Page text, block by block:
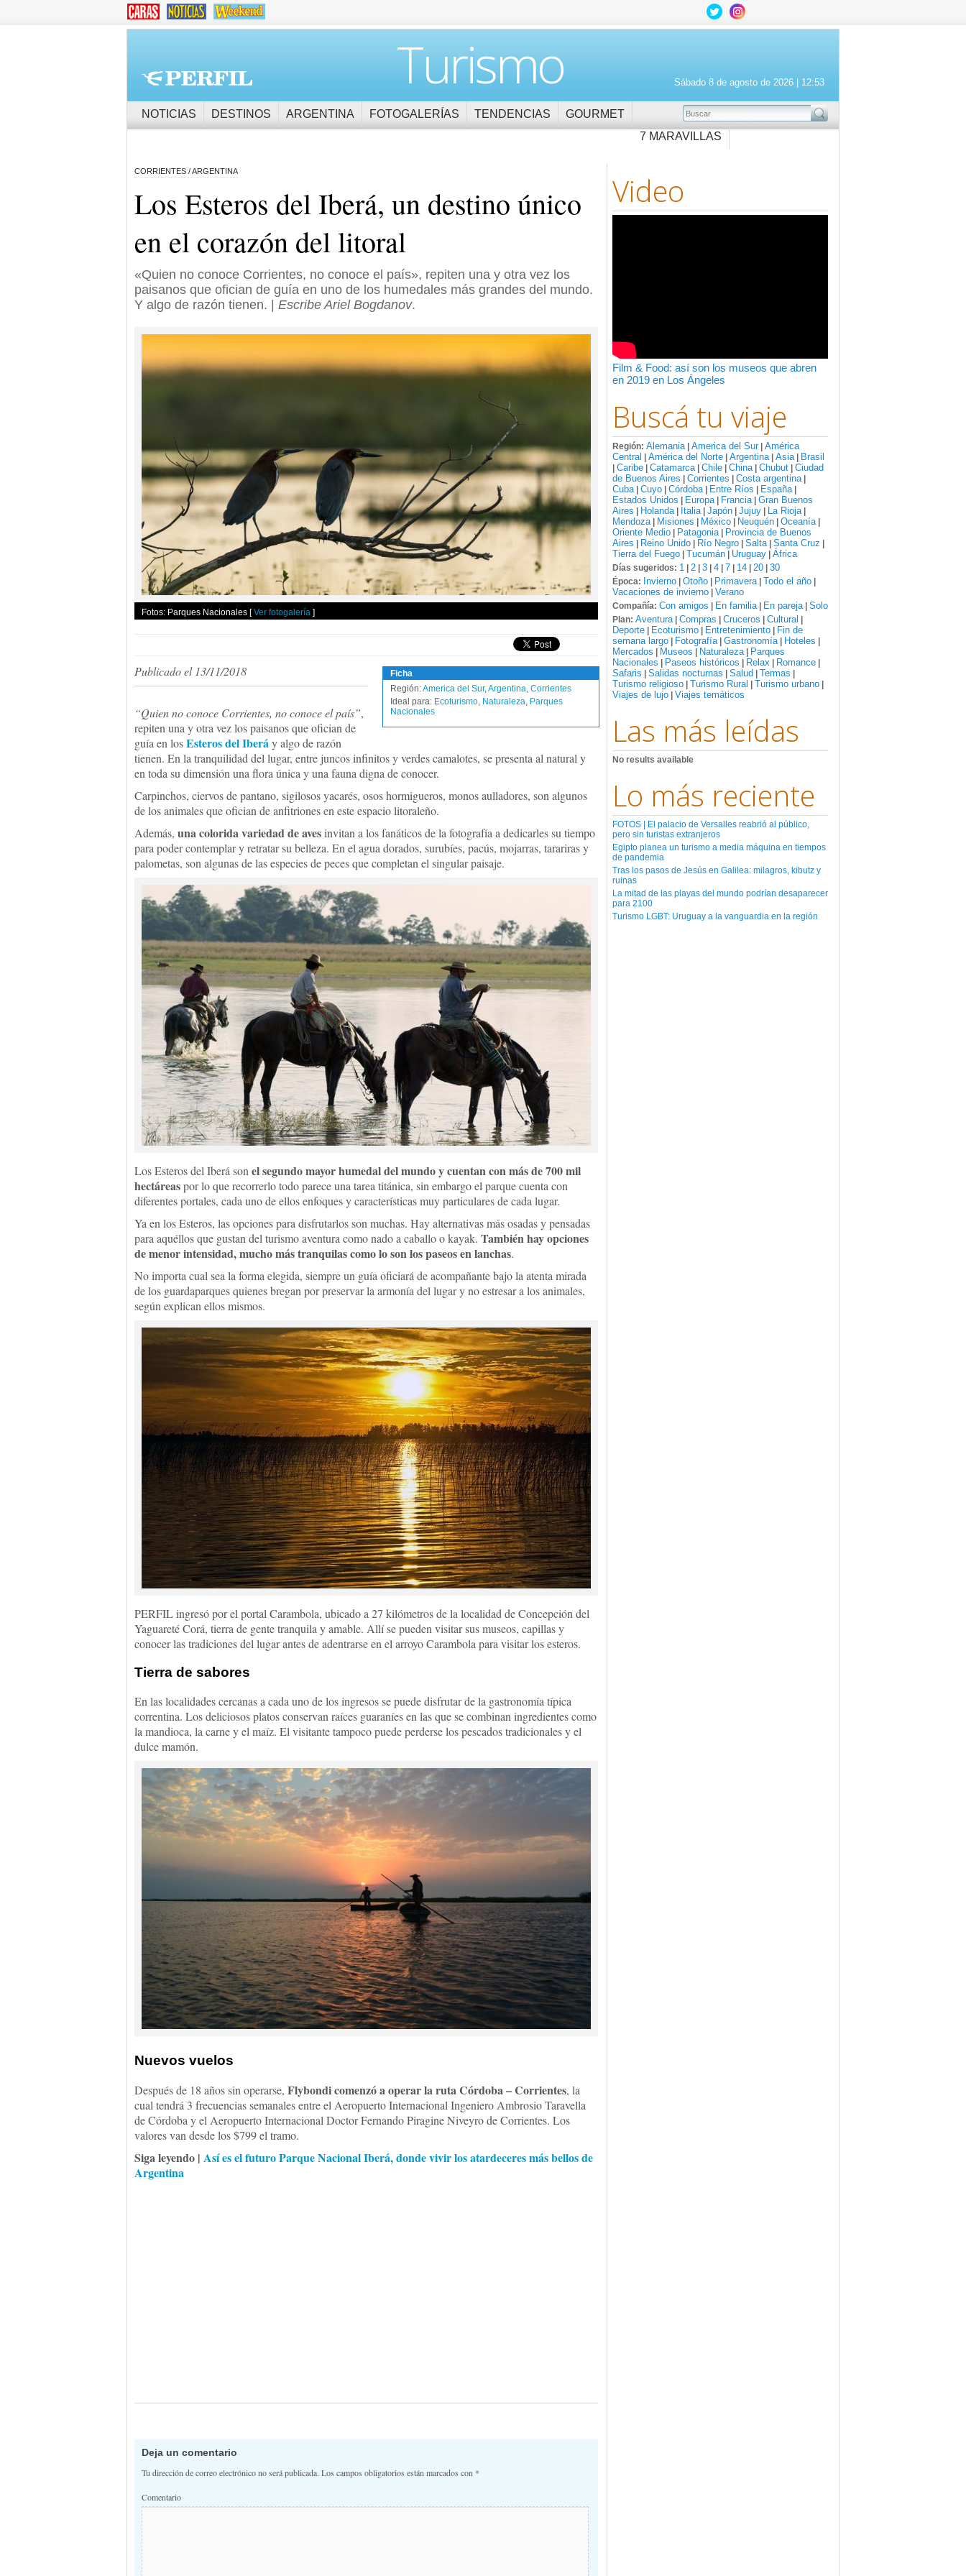
Sábado 8 de agosto de 2026 | 12:53
Turismo
BUSCAR
NOTICIAS DESTINOS ARGENTINA FOTOGALERÍAS TENDENCIAS
GOURMET
7 MARAVILLAS
Video
Film & Food: así son los museos que abren
en 2019 en Los Ángeles
Buscá tu viaje
Región: Alemania| America del Sur| América
Central
América del Norte Argentina| Asia| Brasil
Caribe Catamarca| Chile China| Chubut Ciudad
de Buenos Aires
Corrientes Costa argentina|
Cuba| Cuyo Córdoba| Entre Ríos España|
Estados Unidos Europa| Francia| Gran Buenos
Aires
Holanda| Italia| Japón Jujuy La Rioja|
Mendoza| Misiones México Neuquén Oceanía|
Oriente Medio Patagonia|
Provincia de Buenos
Aires
Reino Unido Río Negro Salta| Santa Cruz
Tierra del Fuego Tucumán Uruguay África
Días sugeridos: 1 2 3 4 7 14 20 30
Época: Invierno Otoño Primavera| Todo el año
Vacaciones de invierno Verano
Compañía: Con amigos En familia| En pareja| Solo
Plan: Aventura| Compras Cruceros Cultural
Deporte Ecoturismo Entretenimiento
Fin de
semana largo
Fotografía| Gastronomía| Hoteles
Mercados Museos Naturaleza|
Parques
Nacionales
Paseos históricos Relax Romance
Safaris Salidas nocturnas Salud Termas
Turismo religioso Turismo Rural Turismo urbano
Viajes de lujo Viajes temáticos
Las más leídas
No results available
Lo más reciente
FOTOS | El palacio de Versalles reabrió al público,
pero sin turistas extranjeros
Egipto planea un turismo a media máquina en tiempos
de pandemia
Tras los pasos de Jesús en Galilea: milagros, kibutz y
ruinas
La mitad de las playas del mundo podrían desaparecer
para 2100
Turismo LGBT: Uruguay a la vanguardia en la región
CORRIENTES / ARGENTINA
Los Esteros del Iberá, un destino único
en el corazón del litoral
«Quien no conoce Corrientes, no conoce el país», repiten una y otra vez los
paisanos que ofician de guía en uno de los humedales más grandes del mundo.
Y algo de razón tienen. | Escribe Ariel Bogdanov.
Fotos: Parques Nacionales [Ver fotogalería ]
Ficha
Región:America del Sur,Argentina, Corrientes
Ideal para: Ecoturismo, Naturaleza, Parques
Nacionales
Publicado el 13/11/2018
“Quien no conoce Corrientes, no conoce el país”,
repiten una y otra vez los paisanos que ofician de
guía en losEsteros del Iberáy algo de razón
tienen. En la tranquilidad del lugar, entre juncos infinitos y verdes camalotes, se presenta al natural y
en toda su dimensión una flora única y una fauna digna de conocer.
Carpinchos, ciervos de pantano, sigilosos yacarés, osos hormigueros, monos aulladores, son algunos
de los animales que ofician de anfitriones en este espacio litoraleño.
Además, una colorida variedad de avesinvitan a los fanáticos de la fotografía a dedicarles su tiempo
para poder contemplar y retratar su belleza. En el agua dorados, surubíes, pacús, mojarras, tarariras y
palometas, son algunas de las especies de peces que completan el singular paisaje.
Los Esteros del Iberá son el segundo mayor humedal del mundo y cuentan con más de 700 mil
hectáreaspor lo que recorrerlo todo parece una tarea titánica, sin embargo el parque cuenta con
diferentes portales, cada uno de ellos enfoques y características muy particulares de cada lugar.
Ya en los Esteros, las opciones para disfrutarlos son muchas. Hay alternativas más osadas y pensadas
para aquéllos que gustan del turismo aventura como nado a caballo o kayak. También hay opciones
de menor intensidad, mucho más tranquilas como lo son los paseos en lanchas.
No importa cual sea la forma elegida, siempre un guía oficiará de acompañante bajo la atenta mirada
de los guardaparques quienes bregan por preservar la armonía del lugar y no estresar a los animales,
según explican ellos mismos.
PERFIL ingresó por el portal Carambola, ubicado a 27 kilómetros de la localidad de Concepción del
Yaguareté Corá, tierra de gente tranquila y amable. Allí se pueden visitar sus museos, capillas y
conocer las tradiciones del lugar antes de adentrarse en el arroyo Carambola para visitar los esteros.
Tierra de sabores
En las localidades cercanas a cada uno de los ingresos se puede disfrutar de la gastronomía típica
correntina. Los deliciosos platos conservan raíces guaraníes en las que se combinan ingredientes como
la mandioca, la carne y el maíz. El visitante tampoco puede perderse los pescados tradicionales y el
dulce mamón.
Nuevos vuelos
Después de 18 años sin operarse, Flybondi comenzó a operar la ruta Córdoba – Corrientes, la
cual tendrá 3 frecuencias semanales entre el Aeropuerto Internacional Ingeniero Ambrosio Taravella
de Córdoba y el Aeropuerto Internacional Doctor Fernando Piragine Niveyro de Corrientes. Los
valores van desde los $799 el tramo.
Siga leyendo | Así es el futuro Parque Nacional Iberá, donde vivir los atardeceres más bellos de
Argentina
Deja un comentario
Tu dirección de correo electrónico no será publicada. Los campos obligatorios están marcados con *
Comentario